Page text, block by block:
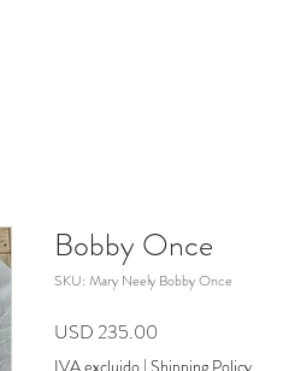
Bobby Once
SKU: Mary Neely Bobby Once
USD 235.00